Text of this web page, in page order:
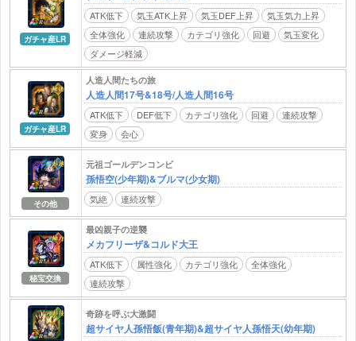
ガチャ産LR
ATK低下 気玉ATK上昇 気玉DEF上昇
気玉気力上昇
全体強化
連続攻撃 カテゴリ強化 回避
気玉変化
ダメージ軽減
ガチャ産LR
人造人間たちの旅
人造人間17号&18号/人造人間16号
ATK低下 DEF低下 カテゴリ強化 回避
連続攻撃
変身
会心
その他
元祖ゴールデンコンビ
孫悟空(少年期)&ブルマ(少女期)
気絶 連続攻撃
秘宝交換
最凶親子の逆襲
メカフリーザ&コルド大王
ATK低下 属性強化 カテゴリ強化
全体強化
連続攻撃
奇跡を呼ぶ大激闘
超サイヤ人孫悟飯(青年期)&超サイヤ人孫悟天(幼年期)